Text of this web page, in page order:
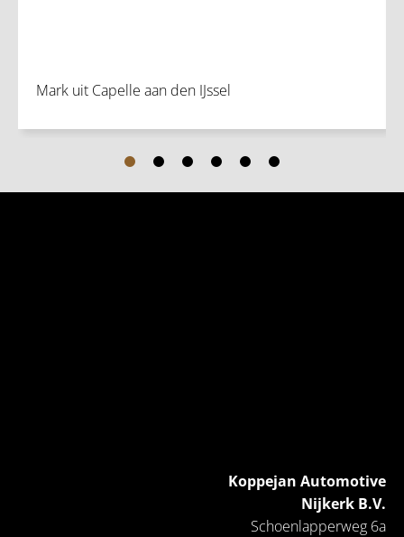
Mark uit Capelle aan den IJssel
Koppejan Automotive
Nijkerk B.V.
Schoenlapperweg 6a